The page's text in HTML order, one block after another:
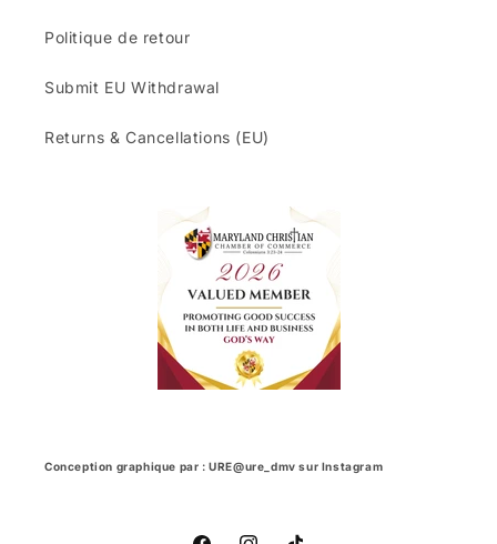
Politique de retour
Submit EU Withdrawal
Returns & Cancellations (EU)
Conception graphique par : URE@ure_dmv sur Instagram